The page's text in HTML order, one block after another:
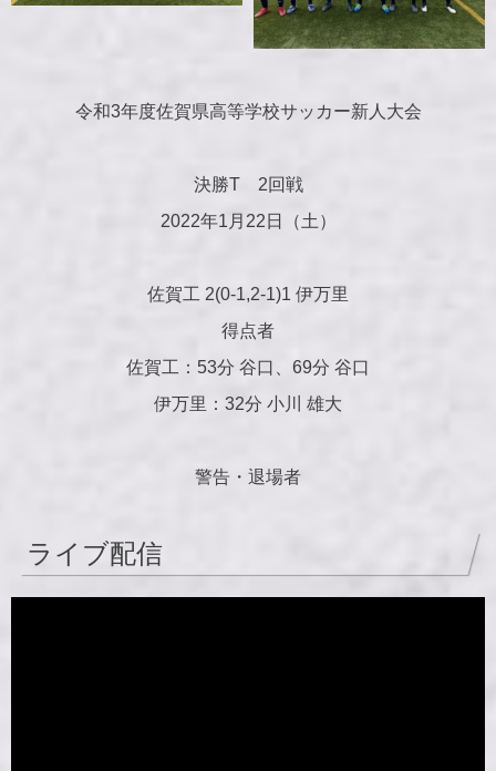
令和3年度佐賀県高等学校サッカー新人大会
決勝T 2回戦
2022年1月22日（土）
佐賀工 2(0-1,2-1)1 伊万里
得点者
佐賀工：53分 谷口、69分 谷口
伊万里：32分 小川 雄大
警告・退場者
ライブ配信